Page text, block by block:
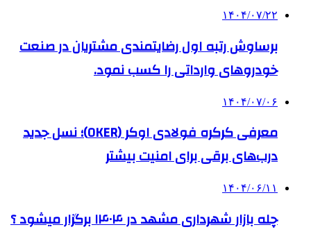
۱۴۰۴/۰۷/۲۲
برساوش رتبه اول رضایتمندی مشتریان در صنعت
خودروهای وارداتی را کسب نمود.
۱۴۰۴/۰۷/۰۶
معرفی کرکره فولادی اوکر (OKER)؛ نسل جدید
درب‌های برقی برای امنیت بیشتر
۱۴۰۴/۰۶/۱۱
چله بازار شهرداری مشهد در ۱۴۰۴ برگزار میشود ؟